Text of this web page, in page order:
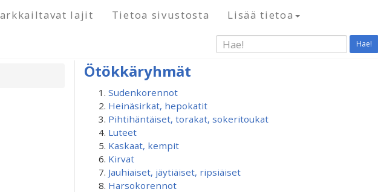
lajit Tietoa sivustosta Lisää tietoa
Hae!
Ötökkäryhmät
Sudenkorennot
Heinäsirkat, hepokatit
Pihtihäntäiset, torakat, sokeritoukat
Luteet
Kaskaat, kempit
Kirvat
Jauhiaiset, jäytiäiset, ripsiäiset
Harsokorennot